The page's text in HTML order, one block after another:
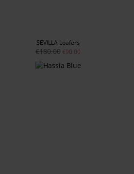
SEVILLA Loafers
€180.00 €90.00